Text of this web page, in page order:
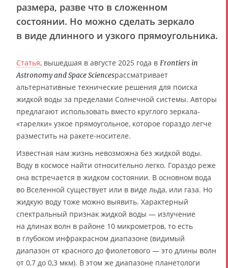
размера, разве что в сложенном
состоянии. Но можно сделать зеркало
в виде длинного и узкого прямоугольника.
Статья, вышедшая в августе 2025 года в Frontiers in
Astronomy and Space Sciencesрассматривает
альтернативные технические решения для поиска
жидкой воды за пределами Солнечной системы. Авторы
предлагают использовать вместо круглого зеркала-
«тарелки» узкое прямоугольное, которое гораздо легче
разместить на ракете-носителе.
Известная нам жизнь невозможна без жидкой воды.
Воду в космосе найти относительно легко. Гораздо реже
она встречается в жидком состоянии. В основном вода
во Вселенной существует или в виде льда, или газа. Но
жидкую воду тоже можно выявить. Характерный
спектральный признак жидкой воды — излучение
на длинах волн в районе 10 микрометров, то есть
в глубоком инфракрасном диапазоне (видимый
диапазон от красного до фиолетового — это длины волн
от 0,7 до 0,3 мкм). В этом же диапазоне планетологи